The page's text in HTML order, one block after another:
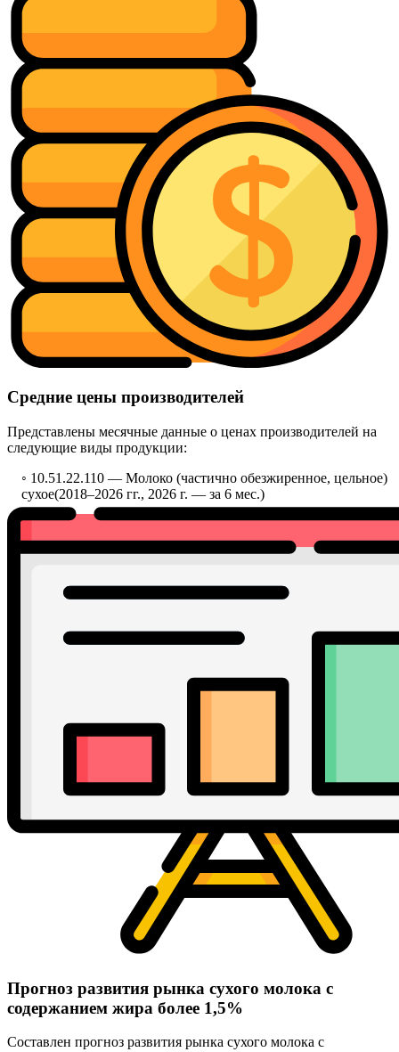
Средние цены производителей
Представлены месячные данные о ценах производителей на
следующие виды продукции:
◦ 10.51.22.110 — Молоко (частично обезжиренное, цельное)
сухое(2018–2026 гг., 2026 г. — за 6 мес.)
Прогноз развития рынка сухого молока с
содержанием жира более 1,5%
Составлен прогноз развития рынка сухого молока с